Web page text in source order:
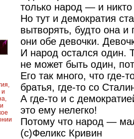
только народ — и
Но тут и демократия
вытворять, будто она
они обе девочки.
И народ остался один.
не может быть один,
Его так много, что
братья, где-то со
А где-то и с
это ему нелегко!
Потому что народ —
(с)Феликс Кривин